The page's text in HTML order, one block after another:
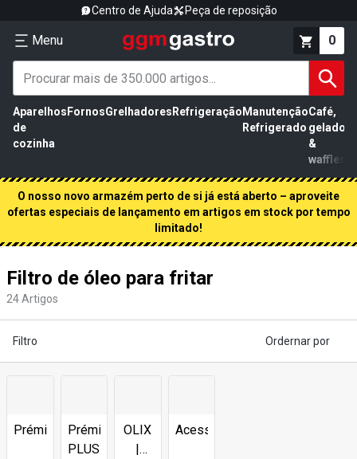
Centro de Ajuda Peça de reposição
Menu 0
Aparelhos
de
cozinha
FornosGrelhadores Refrigeração Manutenção
Refrigerado
Café,
gelados
&
waffles
O nosso novo armazém perto de si já está aberto – aproveite
ofertas especiais de lançamento em artigos em stock por tempo
limitado!
Filtro de óleo para fritar
24Artigos
Filtro Ordernar por
Prémio
Prémio
PLUS
OLIX
|
Acessórios